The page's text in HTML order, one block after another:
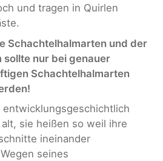
und tragen in Quirlen
Schachtelhalmarten und der
nur bei genauer
Schachtelhalmarten
entwicklungsgeschichtlich
sie heißen so weil ihre
ineinander
seines